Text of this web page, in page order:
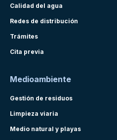
Calidad del agua
Redes de distribución
Trámites
Cita previa
Medioambiente
Gestión de residuos
Limpieza viaria
Medio natural y playas